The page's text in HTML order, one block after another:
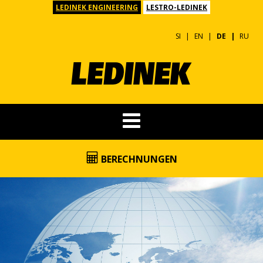
LEDINEK ENGINEERING LESTRO-LEDINEK
SI EN DE RU
BERECHNUNGEN